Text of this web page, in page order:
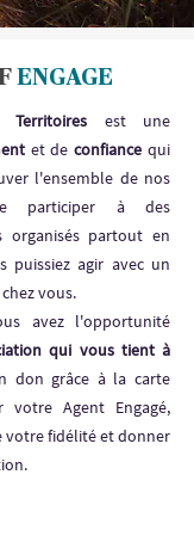
ENGAGE
est une
et deconfiance qui
l'ensemble de nos
participer à des
organisés partout en
puissiez agir avec un
vous.
avez l'opportunité
qui vous tient à
don grâce à la carte
votre Agent Engagé,
votre fidélité et donner